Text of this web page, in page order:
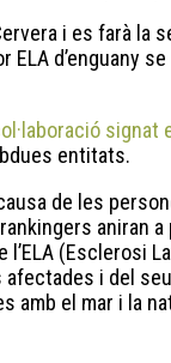
i es farà la
d’enguany se
entitats.
de les
aniran
(Esclerosi
i del
amb el mar i la